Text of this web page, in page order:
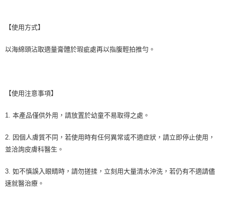
【使用方式】
以海綿頭沾取適量膏體於瑕疵處再以指腹輕拍推勻。
【使用注意事項】
1. 本產品僅供外用，請放置於幼童不易取得之處。
2. 因個人膚質不同，若使用時有任何異常或不適症狀，請立即停止使用，
並洽詢皮膚科醫生。
3. 如不慎誤入眼睛時，請勿搓揉，立刻用大量清水沖洗，若仍有不適請儘
速就醫治療。